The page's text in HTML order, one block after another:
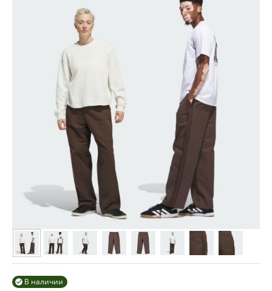
В наличии
